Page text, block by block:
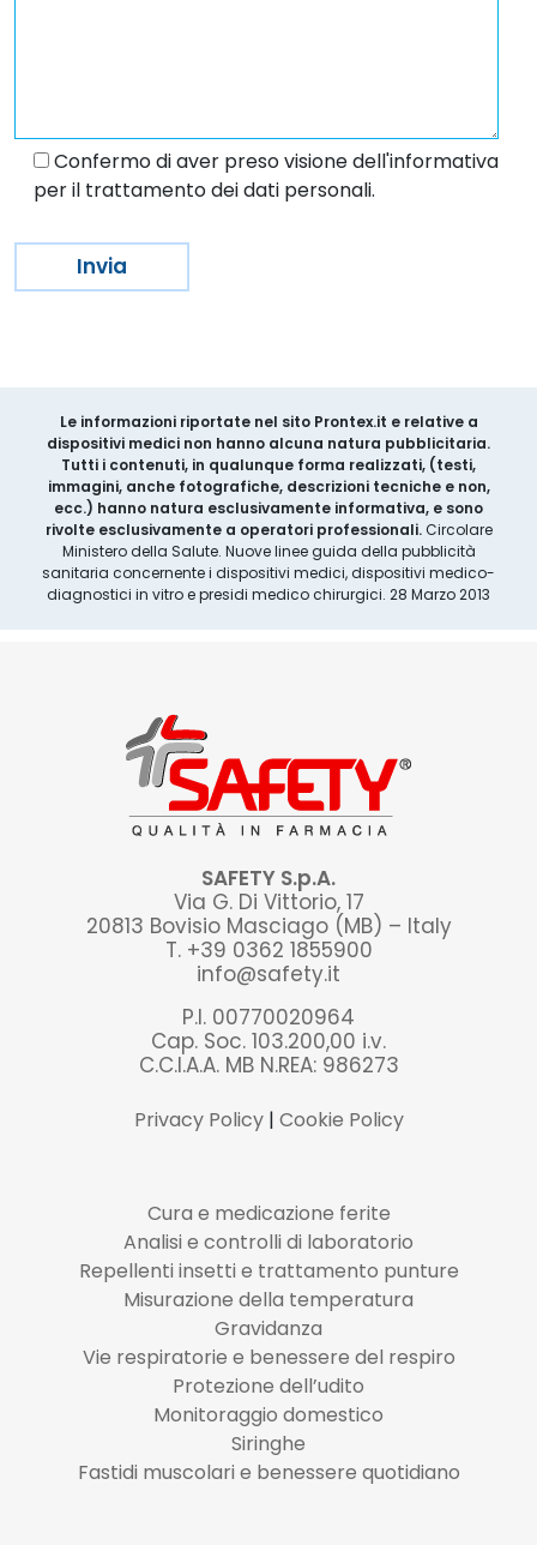
Confermo di aver preso visione dell'informativa
per il trattamento dei dati personali.
Le informazioni riportate nel sito Prontex.it e relative a
dispositivi medici non hanno alcuna natura pubblicitaria.
Tutti i contenuti, in qualunque forma realizzati, (testi,
immagini, anche fotografiche, descrizioni tecniche e non,
ecc.) hanno natura esclusivamente informativa, e sono
rivolte esclusivamente a operatori professionali.Circolare
Ministero della Salute. Nuove linee guida della pubblicità
sanitaria concernente i dispositivi medici, dispositivi medico-
diagnostici in vitro e presidi medico chirurgici. 28 Marzo 2013
SAFETY S.p.A.
Via G. Di Vittorio, 17
20813 Bovisio Masciago (MB) – Italy
T. +39 0362 1855900
info@safety.it
P.I. 00770020964
Cap. Soc. 103.200,00 i.v.
C.C.I.A.A. MB N.REA: 986273
Privacy Policy| Cookie Policy
Cura e medicazione ferite
Analisi e controlli di laboratorio
Repellenti insetti e trattamento punture
Misurazione della temperatura
Gravidanza
Vie respiratorie e benessere del respiro
Protezione dell’udito
Monitoraggio domestico
Siringhe
Fastidi muscolari e benessere quotidiano